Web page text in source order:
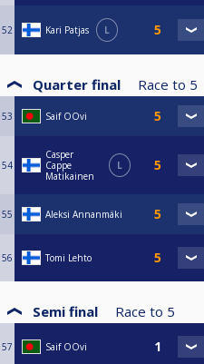
52 Kari Patjas L
Quarter final Race to 5
53 Saif OOvi
54
Casper
Cappe
Matikainen
L
55 Aleksi Annanmäki
56 Tomi Lehto
Semi final Race to 5
57 Saif OOvi